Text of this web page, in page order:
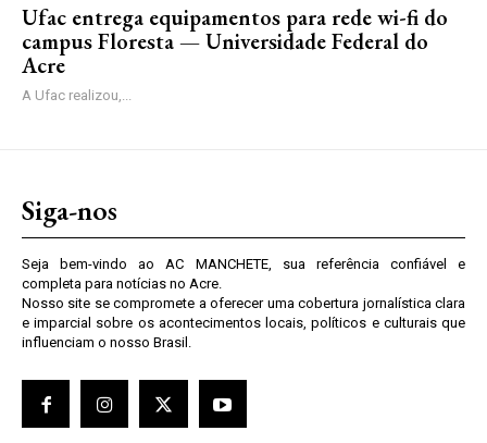
Ufac entrega equipamentos para rede wi-fi do
campus Floresta — Universidade Federal do
Acre
A Ufac realizou,...
Siga-nos
Seja bem-vindo ao AC MANCHETE, sua referência confiável e
completa para notícias no Acre.
Nosso site se compromete a oferecer uma cobertura jornalística clara
e imparcial sobre os acontecimentos locais, políticos e culturais que
influenciam o nosso Brasil.